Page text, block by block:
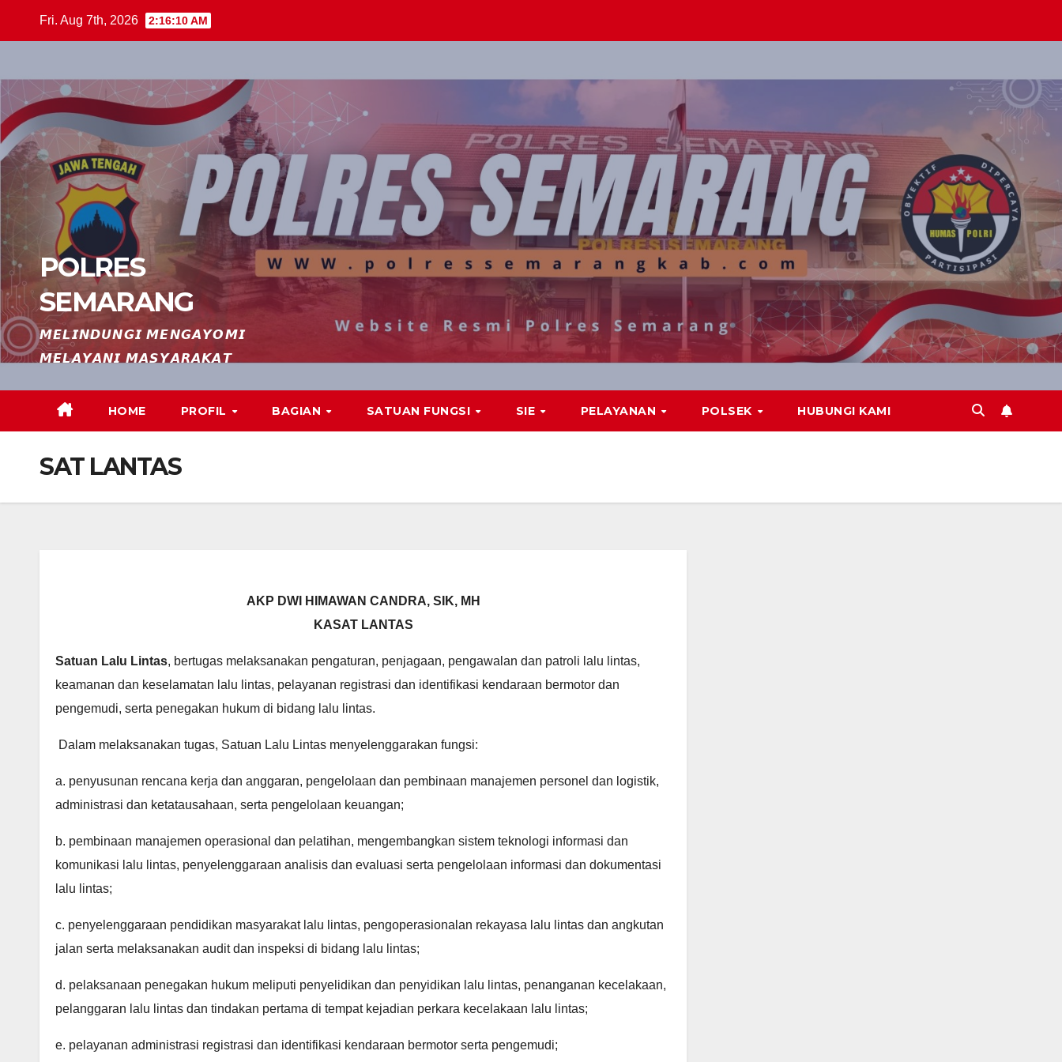
Fri. Aug 7th, 2026 2:16:11 AM
POLRES
SEMARANG
𝙈𝙀𝙇𝙄𝙉𝘿𝙐𝙉𝙂𝙄 𝙈𝙀𝙉𝙂𝘼𝙔𝙊𝙈𝙄
𝙈𝙀𝙇𝘼𝙔𝘼𝙉𝙄 𝙈𝘼𝙎𝙔𝘼𝙍𝘼𝙆𝘼𝙏
HOME PROFIL BAGIAN SATUAN FUNGSI SIE PELAYANAN POLSEK HUBUNGI KAMI
SAT LANTAS
AKP DWI HIMAWAN CANDRA, SIK, MH
KASAT LANTAS
Satuan Lalu Lintas, bertugas melaksanakan pengaturan, penjagaan, pengawalan dan patroli lalu lintas,
keamanan dan keselamatan lalu lintas, pelayanan registrasi dan identifikasi kendaraan bermotor dan
pengemudi, serta penegakan hukum di bidang lalu lintas.
Dalam melaksanakan tugas, Satuan Lalu Lintas menyelenggarakan fungsi:
a. penyusunan rencana kerja dan anggaran, pengelolaan dan pembinaan manajemen personel dan logistik,
administrasi dan ketatausahaan, serta pengelolaan keuangan;
b. pembinaan manajemen operasional dan pelatihan, mengembangkan sistem teknologi informasi dan
komunikasi lalu lintas, penyelenggaraan analisis dan evaluasi serta pengelolaan informasi dan dokumentasi
lalu lintas;
c. penyelenggaraan pendidikan masyarakat lalu lintas, pengoperasionalan rekayasa lalu lintas dan angkutan
jalan serta melaksanakan audit dan inspeksi di bidang lalu lintas;
d. pelaksanaan penegakan hukum meliputi penyelidikan dan penyidikan lalu lintas, penanganan kecelakaan,
pelanggaran lalu lintas dan tindakan pertama di tempat kejadian perkara kecelakaan lalu lintas;
e. pelayanan administrasi registrasi dan identifikasi kendaraan bermotor serta pengemudi;